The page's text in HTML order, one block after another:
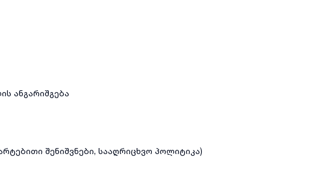
ანგარიშგება
შენიშვნები, სააღრიცხვო პოლიტიკა)